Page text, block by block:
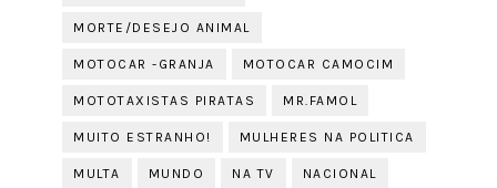
MORTE/DESEJO ANIMAL
MOTOCAR -GRANJA MOTOCAR CAMOCIM
MOTOTAXISTAS PIRATAS MR.FAMOL
MUITO ESTRANHO! MULHERES NA POLITICA
MULTA MUNDO NA TV NACIONAL